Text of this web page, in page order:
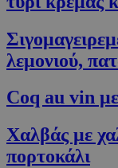
λεμονιού,
Coq au vin
Χαλβάς με
πορτοκάλι